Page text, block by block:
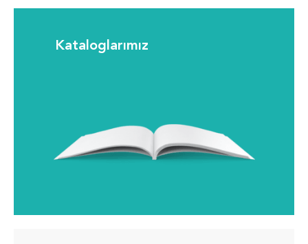
Kataloglarımız